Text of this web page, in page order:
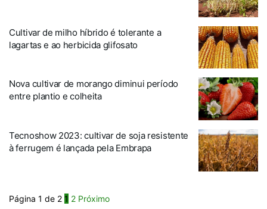
Cultivar de milho híbrido é tolerante a
lagartas e ao herbicida glifosato
Nova cultivar de morango diminui período
entre plantio e colheita
Tecnoshow 2023: cultivar de soja resistente
à ferrugem é lançada pela Embrapa
Página 1 de 2 1 2 Próximo